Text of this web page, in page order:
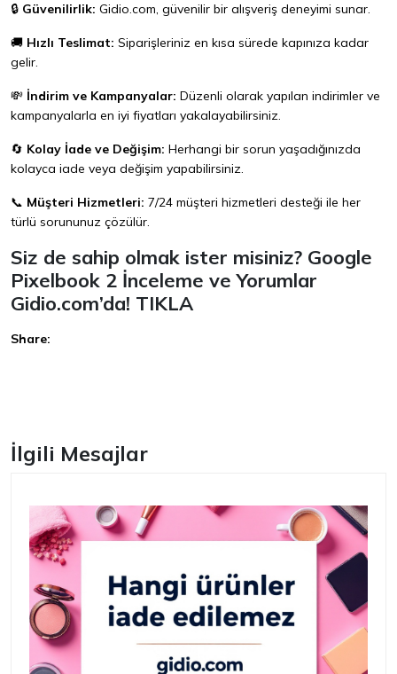
🔒 Güvenilirlik: Gidio.com, güvenilir bir alışveriş deneyimi sunar.
🚚 Hızlı Teslimat: Siparişleriniz en kısa sürede kapınıza kadar
gelir.
💸 İndirim ve Kampanyalar: Düzenli olarak yapılan indirimler ve
kampanyalarla en iyi fiyatları yakalayabilirsiniz.
🔄 Kolay İade ve Değişim: Herhangi bir sorun yaşadığınızda
kolayca iade veya değişim yapabilirsiniz.
📞 Müşteri Hizmetleri: 7/24 müşteri hizmetleri desteği ile her
türlü sorununuz çözülür.
Siz de sahip olmak ister misiniz? Google
Pixelbook 2 İnceleme ve Yorumlar
Gidio.com’da! TIKLA
Share:
İlgili Mesajlar